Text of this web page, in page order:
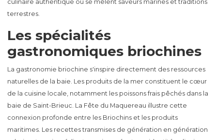
culinaire authentique où se mêlent saveurs marines et traditions
terrestres.
Les spécialités
gastronomiques briochines
La gastronomie briochine s'inspire directement des ressources
naturelles de la baie. Les produits de la mer constituent le cœur
de la cuisine locale, notamment les poissons frais pêchés dans la
baie de Saint-Brieuc. La Fête du Maquereau illustre cette
connexion profonde entre les Briochins et les produits
maritimes. Les recettes transmises de génération en génération